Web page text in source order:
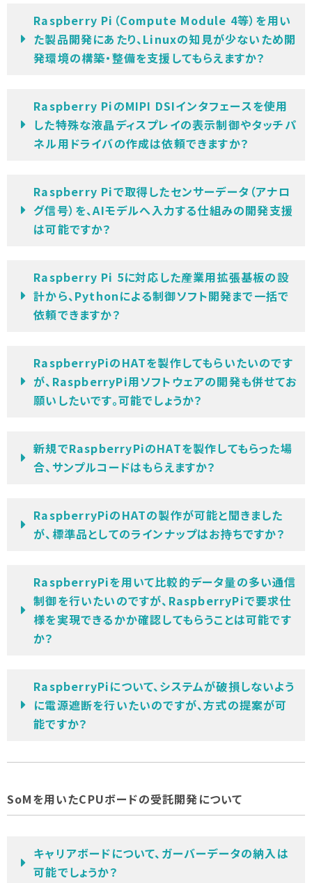
Raspberry Pi（Compute Module 4等）を用い
た製品開発にあたり、Linuxの知見が少ないため開
発環境の構築・整備を支援してもらえますか？
Raspberry PiのMIPI DSIインタフェースを使用
した特殊な液晶ディスプレイの表示制御やタッチパ
ネル用ドライバの作成は依頼できますか？
Raspberry Piで取得したセンサーデータ（アナロ
グ信号）を、AIモデルへ入力する仕組みの開発支援
は可能ですか？
Raspberry Pi 5に対応した産業用拡張基板の設
計から、Pythonによる制御ソフト開発まで一括で
依頼できますか？
RaspberryPiのHATを製作してもらいたいのです
が、RaspberryPi用ソフトウェアの開発も併せてお
願いしたいです。可能でしょうか？
新規でRaspberryPiのHATを製作してもらった場
合、サンプルコードはもらえますか？
RaspberryPiのHATの製作が可能と聞きました
が、標準品としてのラインナップはお持ちですか？
RaspberryPiを用いて比較的データ量の多い通信
制御を行いたいのですが、RaspberryPiで要求仕
様を実現できるかか確認してもらうことは可能です
か？
RaspberryPiについて、システムが破損しないよう
に電源遮断を行いたいのですが、方式の提案が可
能ですか？
SoMを用いたCPUボードの受託開発について
キャリアボードについて、ガーバーデータの納入は
可能でしょうか？